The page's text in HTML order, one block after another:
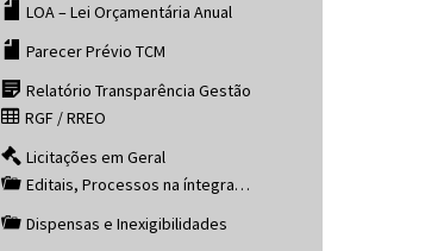
LOA – Lei Orçamentária Anual
Parecer Prévio TCM
Relatório Transparência Gestão
RGF / RREO
Licitações em Geral
Editais, Processos na íntegra…
Dispensas e Inexigibilidades